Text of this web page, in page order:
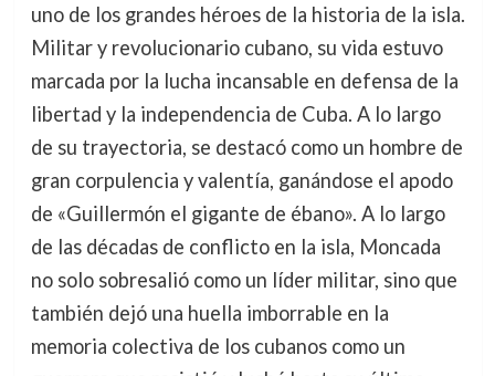
uno de los grandes héroes de la historia de la isla.
Militar y revolucionario cubano, su vida estuvo
marcada por la lucha incansable en defensa de la
libertad y la independencia de Cuba. A lo largo
de su trayectoria, se destacó como un hombre de
gran corpulencia y valentía, ganándose el apodo
de «Guillermón el gigante de ébano». A lo largo
de las décadas de conflicto en la isla, Moncada
no solo sobresalió como un líder militar, sino que
también dejó una huella imborrable en la
memoria colectiva de los cubanos como un